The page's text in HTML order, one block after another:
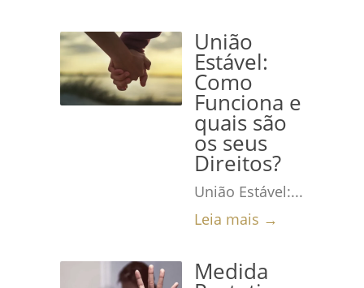
União
Estável:
Como
Funciona e
quais são
os seus
Direitos?
União Estável:...
Leia mais →
Medida